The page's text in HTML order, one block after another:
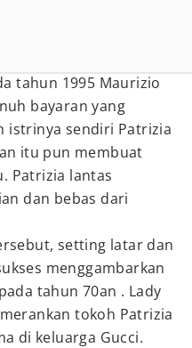
tahun 1995 Maurizio
bayaran yang
istrinya sendiri Patrizia
itu pun membuat
Patrizia lantas
dan bebas dari
setting latar dan
menggambarkan
tahun 70an . Lady
tokoh Patrizia
di keluarga Gucci.